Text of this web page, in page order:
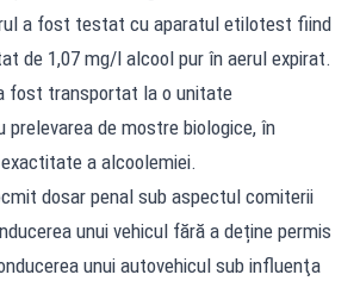
a fost testat cu aparatul etilotest fiind
de 1,07 mg/l alcool pur în aerul expirat.
fost transportat la o unitate
prelevarea de mostre biologice, în
a alcoolemiei.
dosar penal sub aspectul comiterii
unui vehicul fără a deține permis
unui autovehicul sub influenţa